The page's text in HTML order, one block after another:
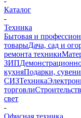
Каталог
-
Техника
Бытовая и
товарыДача, сад и
ремонта техники
ЗИП
кухняПодарки,
СИЗТехника
торговли
свет
-
Офисная техника